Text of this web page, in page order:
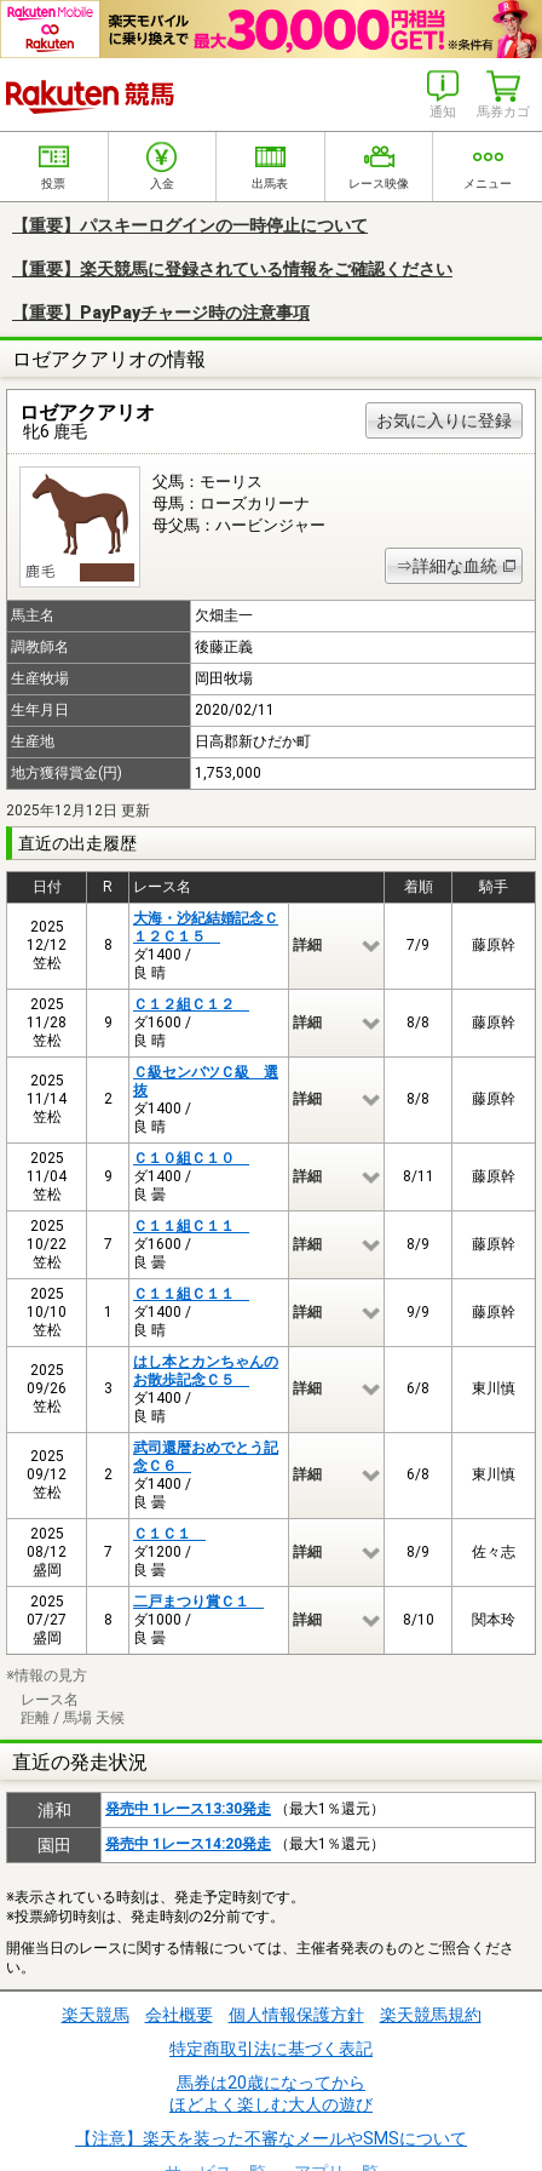
馬券カゴ
通知
投票 入金 出馬表 レース映像 メニュー
【重要】パスキーログインの一時停止について
【重要】楽天競馬に登録されている情報をご確認ください
【重要】PayPayチャージ時の注意事項
ロゼアクアリオの情報
ロゼアクアリオ
牝6 鹿毛
お気に入りに登録
父馬：モーリス
母馬：ローズカリーナ
母父馬：ハービンジャー
⇒詳細な血統
馬主名
欠畑圭一
調教師名
後藤正義
生産牧場
岡田牧場
生年月日
2020/02/11
生産地
日高郡新ひだか町
地方獲得賞金(円)
1,753,000
2025年12月12日 更新
直近の出走履歴
日付 R レース名 着順 騎手
2025
12/12
笠松
8
大海・沙紀結婚記念Ｃ
１２Ｃ１５
ダ1400 /
良 晴
詳細 7/9 藤原幹
2025
11/28
笠松
9
Ｃ１２組Ｃ１２
ダ1600 /
良 晴
詳細 8/8 藤原幹
2025
11/14
笠松
2
Ｃ級センバツＣ級 選
抜
ダ1400 /
良 晴
詳細 8/8 藤原幹
2025
11/04
笠松
9
Ｃ１０組Ｃ１０
ダ1400 /
良 曇
詳細 8/11 藤原幹
2025
10/22
笠松
7
Ｃ１１組Ｃ１１
ダ1600 /
良 曇
詳細 8/9 藤原幹
2025
10/10
笠松
1
Ｃ１１組Ｃ１１
ダ1400 /
良 晴
詳細 9/9 藤原幹
2025
09/26
笠松
3
はし本とカンちゃんの
お散歩記念Ｃ５
ダ1400 /
良 晴
詳細 6/8 東川慎
2025
09/12
笠松
2
武司還暦おめでとう記
念Ｃ６
ダ1400 /
良 曇
詳細 6/8 東川慎
2025
08/12
盛岡
7
Ｃ１Ｃ１
ダ1200 /
良 曇
詳細 8/9 佐々志
2025
07/27
盛岡
8
二戸まつり賞Ｃ１
ダ1000 /
良 曇
詳細 8/10 関本玲
※情報の見方
レース名
距離 / 馬場 天候
直近の発走状況
浦和 発売中 1レース13:30発走 （最大1％還元）
園田 発売中 1レース14:20発走 （最大1％還元）
※表示されている時刻は、発走予定時刻です。
※投票締切時刻は、発走時刻の2分前です。
開催当日のレースに関する情報については、主催者発表のものとご照合くださ
い。
楽天競馬 会社概要 個人情報保護方針
楽天競馬規約
特定商取引法に基づく表記
馬券は20歳になってから
ほどよく楽しむ大人の遊び
【注意】楽天を装った不審なメールやSMSについて